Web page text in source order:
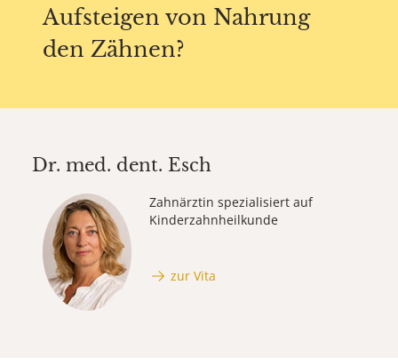
Aufsteigen von Nahrung
den Zähnen?
Dr. med. dent. Esch
Zahnärztin spezialisiert auf
Kinderzahnheilkunde
zur Vita